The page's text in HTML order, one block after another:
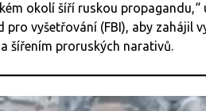
okolí šíří ruskou
pro vyšetřování (FBI), aby zahájil
šířením proruských narativů.